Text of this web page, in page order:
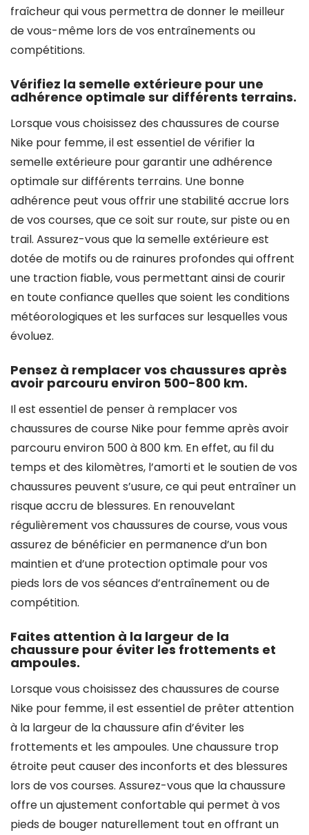
fraîcheur qui vous permettra de donner le meilleur
de vous-même lors de vos entraînements ou
compétitions.
Vérifiez la semelle extérieure pour une
adhérence optimale sur différents terrains.
Lorsque vous choisissez des chaussures de course
Nike pour femme, il est essentiel de vérifier la
semelle extérieure pour garantir une adhérence
optimale sur différents terrains. Une bonne
adhérence peut vous offrir une stabilité accrue lors
de vos courses, que ce soit sur route, sur piste ou en
trail. Assurez-vous que la semelle extérieure est
dotée de motifs ou de rainures profondes qui offrent
une traction fiable, vous permettant ainsi de courir
en toute confiance quelles que soient les conditions
météorologiques et les surfaces sur lesquelles vous
évoluez.
Pensez à remplacer vos chaussures après
avoir parcouru environ 500-800 km.
Il est essentiel de penser à remplacer vos
chaussures de course Nike pour femme après avoir
parcouru environ 500 à 800 km. En effet, au fil du
temps et des kilomètres, l’amorti et le soutien de vos
chaussures peuvent s’usure, ce qui peut entraîner un
risque accru de blessures. En renouvelant
régulièrement vos chaussures de course, vous vous
assurez de bénéficier en permanence d’un bon
maintien et d’une protection optimale pour vos
pieds lors de vos séances d’entraînement ou de
compétition.
Faites attention à la largeur de la
chaussure pour éviter les frottements et
ampoules.
Lorsque vous choisissez des chaussures de course
Nike pour femme, il est essentiel de prêter attention
à la largeur de la chaussure afin d’éviter les
frottements et les ampoules. Une chaussure trop
étroite peut causer des inconforts et des blessures
lors de vos courses. Assurez-vous que la chaussure
offre un ajustement confortable qui permet à vos
pieds de bouger naturellement tout en offrant un